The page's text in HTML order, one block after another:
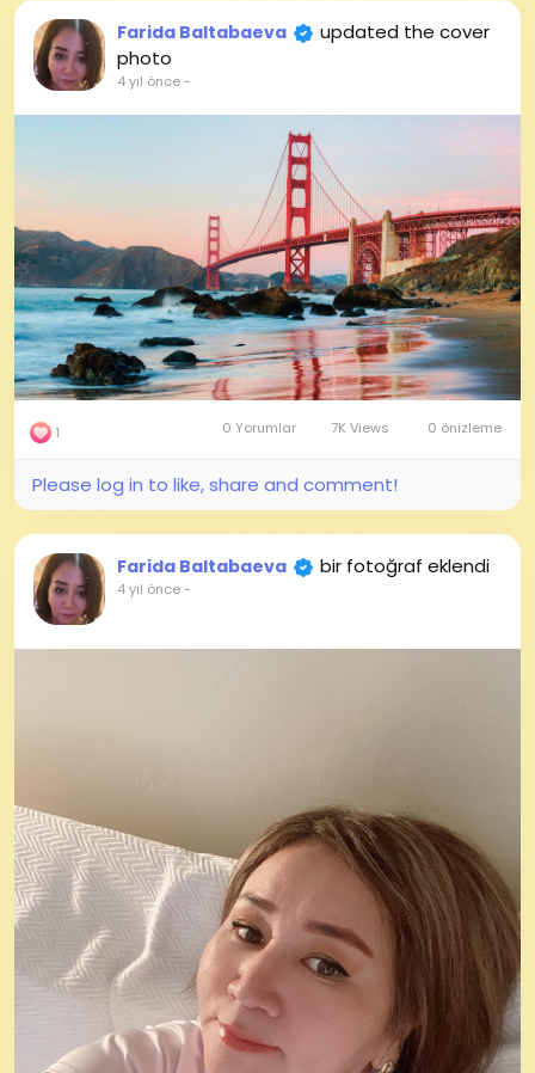
Farida Baltabaeva
updated the cover
photo
4 yıl önce-
1 0 Yorumlar 7K Views 0 önizleme
Please log in to like, share and comment!
Farida Baltabaeva bir fotoğraf eklendi
4 yıl önce-